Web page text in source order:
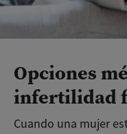
Opciones
infertilidad
Cuando una mujer